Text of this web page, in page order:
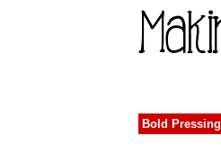
Bold Pressing